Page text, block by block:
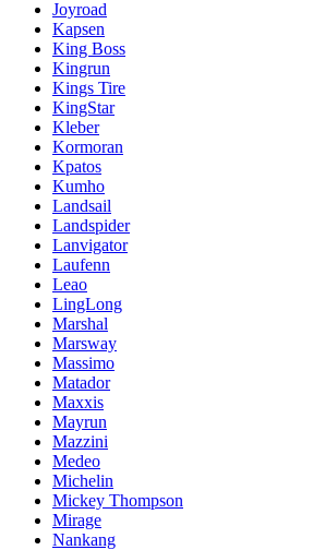
Joyroad
Kapsen
King Boss
Kingrun
Kings Tire
KingStar
Kleber
Kormoran
Kpatos
Kumho
Landsail
Landspider
Lanvigator
Laufenn
Leao
LingLong
Marshal
Marsway
Massimo
Matador
Maxxis
Mayrun
Mazzini
Medeo
Michelin
Mickey Thompson
Mirage
Nankang